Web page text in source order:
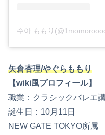
矢倉杏理/やぐらももり
【wiki風プロフィール】
職業：クラシックバレエ
誕生日：10月11日
NEW GATE TOKYO所属